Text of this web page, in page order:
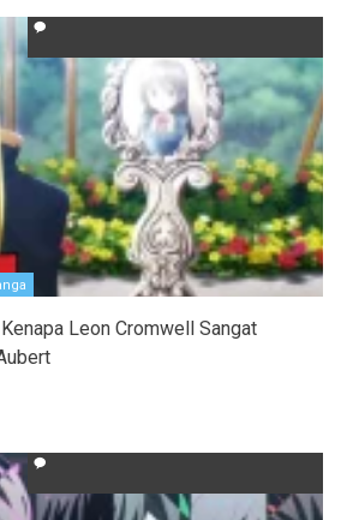
Leon Cromwell Sangat